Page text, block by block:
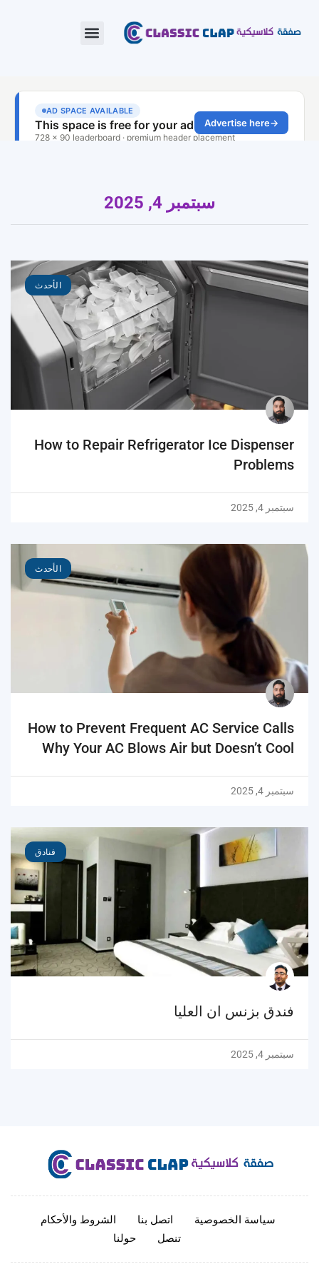
سبتمبر 4, 2025
الأحدث
How to Repair Refrigerator Ice Dispenser
Problems
سبتمبر 4, 2025
الأحدث
How to Prevent Frequent AC Service Calls
Why Your AC Blows Air but Doesn’t Cool
سبتمبر 4, 2025
فنادق
فندق بزنس ان العليا
سبتمبر 4, 2025
سياسة الخصوصية اتصل بنا
الشروط والأحكام
تنصل
حولنا